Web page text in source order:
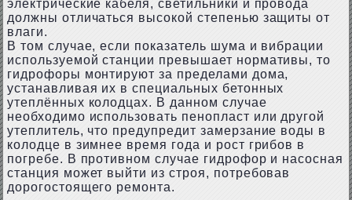
электрические кабеля, светильники и провода
должны отличаться высокой степенью защиты от
влаги.
В том случае, если показатель шума и вибрации
используемой станции превышает нормативы, то
гидрофоры монтируют за пределами дома,
устанавливая их в специальных бетонных
утеплённых колодцах. В данном случае
необходимо использовать пенопласт или другой
утеплитель, что предупредит замерзание воды в
колодце в зимнее время года и рост грибов в
погребе. В противном случае гидрофор и насосная
станция может выйти из строя, потребовав
дорогостоящего ремонта.